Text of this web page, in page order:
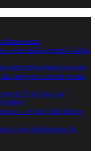
filme porno
ca se uita languros la iubita
război fustelor scurte
alegerea corectă pentru
de 25 de ani care
ta – ce faci când începe
ca se uita languros la